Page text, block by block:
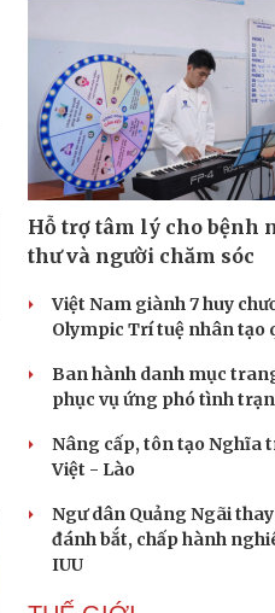
Hỗ trợ tâm lý cho bệnh
thư và người chăm sóc
Việt Nam giành 7 huy
Olympic Trí tuệ nhân tạo
Ban hành danh mục
phục vụ ứng phó tình
Nâng cấp, tôn tạo Nghĩa
Việt - Lào
Ngư dân Quảng Ngãi
đánh bắt, chấp hành
IUU